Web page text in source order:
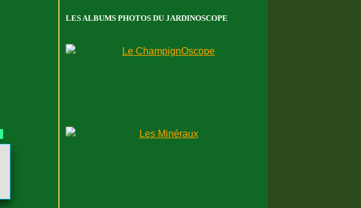
LES ALBUMS PHOTOS DU JARDINOSCOPE